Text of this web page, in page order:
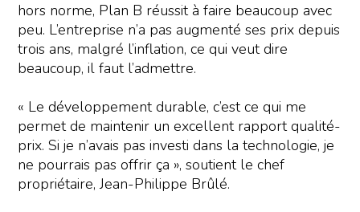
hors norme, Plan B réussit à faire beaucoup avec
peu. L’entreprise n’a pas augmenté ses prix depuis
trois ans, malgré l’inflation, ce qui veut dire
beaucoup, il faut l’admettre.
« Le développement durable, c’est ce qui me
permet de maintenir un excellent rapport qualité-
prix. Si je n’avais pas investi dans la technologie, je
ne pourrais pas offrir ça », soutient le chef
propriétaire, Jean-Philippe Brûlé.